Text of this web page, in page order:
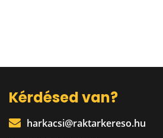
Kérdésed van?
harkacsi@raktarkereso.hu